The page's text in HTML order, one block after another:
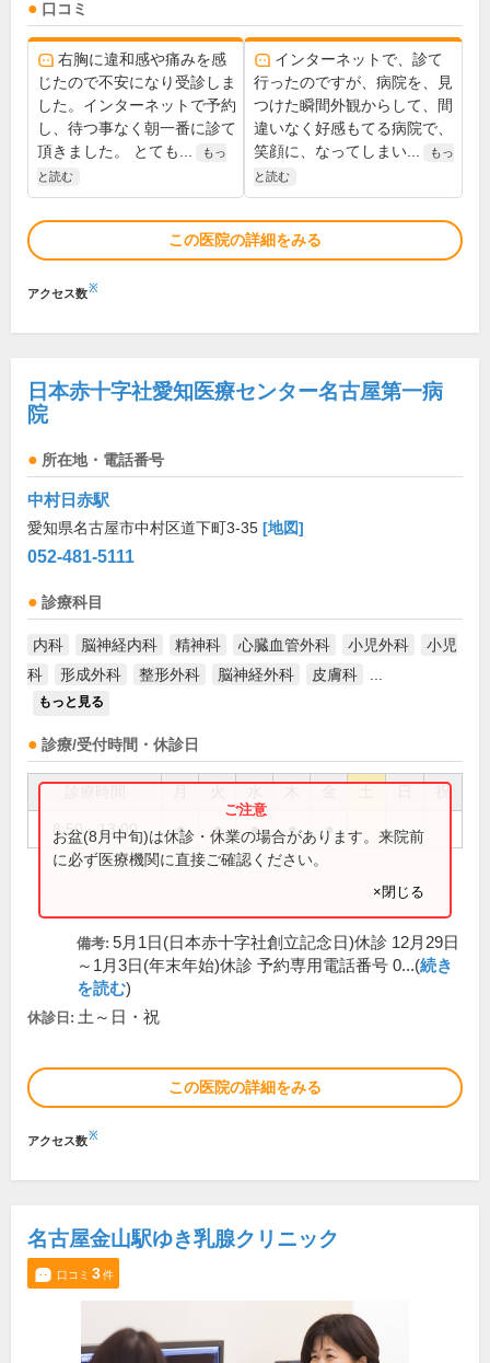
口コミ
右胸に違和感や痛みを感
じたので不安になり受診しま
した。インターネットで予約
し、待つ事なく朝一番に診て
頂きました。 とても...
もっ
と読む
インターネットで、診て
行ったのですが、病院を、見
つけた瞬間外観からして、間
違いなく好感もてる病院で、
笑顔に、なってしまい...
もっ
と読む
この医院の詳細をみる
アクセス数※
日本赤十字社愛知医療センター名古屋第一病
院
所在地・電話番号
中村日赤駅
愛知県名古屋市中村区道下町3-35 [地図]
052-481-5111
診療科目
内科 脳神経内科 精神科 心臓血管外科 小児外科
小児
科
形成外科 整形外科 脳神経外科 皮膚科
もっと見る
診療/受付時間・休診日
祝
8:50～13:00 ● ● ● ● ●
お盆(8月中旬)は休診・休業の場合があります。来院前
に必ず医療機関に直接ご確認ください。
×閉じる
備考: 5月1日(日本赤十字社創立記念日)休診 12月29日
～1月3日(年末年始)休診 予約専用電話番号 0...(続き
を読む)
休診日: 土～日・祝
この医院の詳細をみる
アクセス数※
名古屋金山駅ゆき乳腺クリニック
口コミ 3件